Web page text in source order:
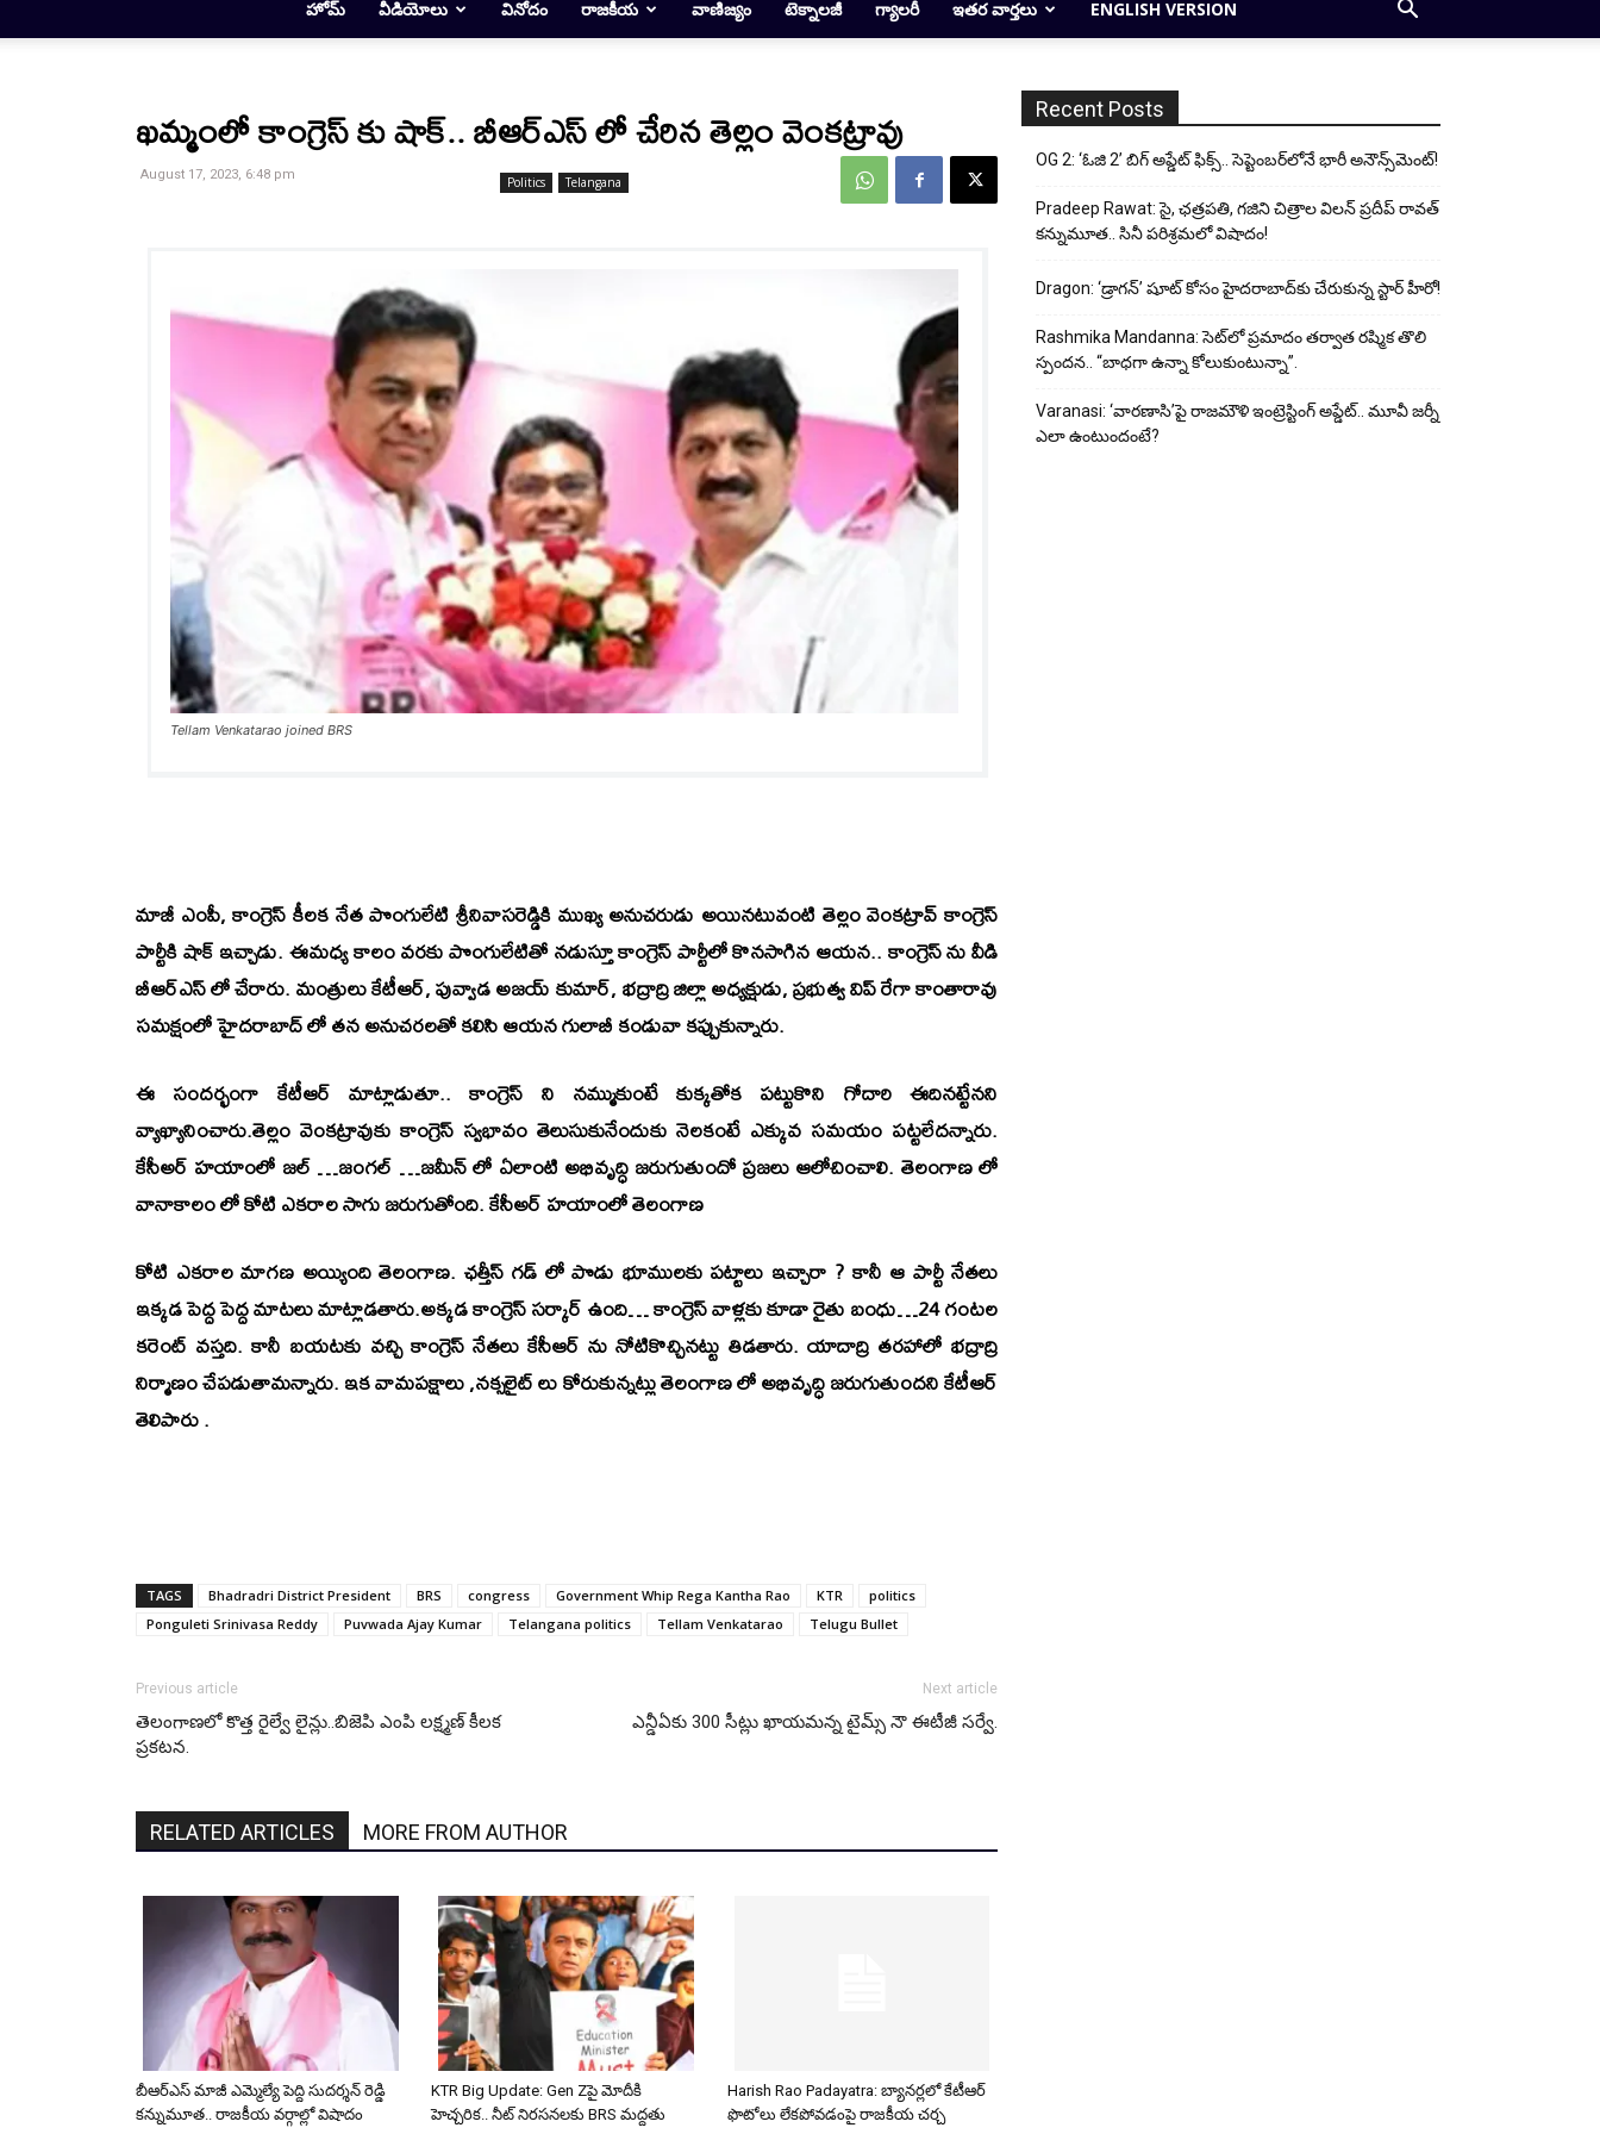
హోమ్ వీడియోలు వినోదం రాజకీయ వాణిజ్యం టెక్నాలజీ గ్యాలరీ ఇతర వార్తలు ENGLISH VERSION
Politics Telangana
ఖమ్మంలో కాంగ్రెస్ కు షాక్.. బీఆర్ఎస్ లో చేరిన తెల్లం వెంకట్రావు
August 17, 2023, 6:48 pm
Tellam Venkatarao joined BRS
మాజీ ఎంపీ, కాంగ్రెస్ కీలక నేత పొంగులేటి శ్రీనివాసరెడ్డికి ముఖ్య అనుచరుడు అయినటువంటి తెల్లం వెంకట్రావ్ కాంగ్రెస్
పార్టీకి షాక్ ఇచ్చాడు. ఈమధ్య కాలం వరకు పొంగులేటితో నడుస్తూ కాంగ్రెస్ పార్టీలో కొనసాగిన ఆయన.. కాంగ్రెస్ ను వీడి
బీఆర్ఎస్ లో చేరారు. మంత్రులు కేటీఆర్, పువ్వాడ అజయ్ కుమార్, భద్రాద్రి జిల్లా అధ్యక్షుడు, ప్రభుత్వ విప్ రేగా కాంతారావు
సమక్షంలో హైదరాబాద్ లో తన అనుచరలతో కలిసి ఆయన గులాబీ కండువా కప్పుకున్నారు.
ఈ సందర్భంగా కేటీఆర్ మాట్లాడుతూ.. కాంగ్రెస్ ని నమ్ముకుంటే కుక్కతోక పట్టుకొని గోదారి ఈదినట్టేనని
వ్యాఖ్యానించారు.తెల్లం వెంకట్రావుకు కాంగ్రెస్ స్వభావం తెలుసుకునేందుకు నెలకంటే ఎక్కువ సమయం పట్టలేదన్నారు.
కేసీఅర్ హయాంలో జల్ …జంగల్ …జమీన్ లో ఏలాంటి అభివృద్ధి జరుగుతుందో ప్రజలు ఆలోచించాలి. తెలంగాణ లో
వానాకాలం లో కోటి ఎకరాల సాగు జరుగుతోంది. కేసీఅర్ హయాంలో తెలంగాణ
కోటి ఎకరాల మాగణ అయ్యింది తెలంగాణ. ఛత్తీస్ గడ్ లో పొడు భూములకు పట్టాలు ఇచ్చారా ? కానీ ఆ పార్టీ నేతలు
ఇక్కడ పెద్ద పెద్ద మాటలు మాట్లాడతారు.అక్కడ కాంగ్రెస్ సర్కార్ ఉంది… కాంగ్రెస్ వాళ్లకు కూడా రైతు బంధు…24 గంటల
కరెంట్ వస్తది. కానీ బయటకు వచ్చి కాంగ్రెస్ నేతలు కేసీఆర్ ను నోటికొచ్చినట్టు తిడతారు. యాదాద్రి తరహాలో భద్రాద్రి
నిర్మాణం చేపడుతామన్నారు. ఇక వామపక్షాలు ,నక్సలైట్ లు కోరుకున్నట్లు తెలంగాణ లో అభివృద్ధి జరుగుతుందని కేటీఆర్
తెలిపారు .
TAGS Bhadradri District President BRS congress Government Whip Rega Kantha Rao KTR
politics
Ponguleti Srinivasa Reddy
Puvwada Ajay Kumar Telangana politics Tellam Venkatarao Telugu Bullet
Previous article
తెలంగాణలో కొత్త రైల్వే లైన్లు..బిజెపి ఎంపి లక్ష్మణ్ కీలక
ప్రకటన.
Next article
ఎన్డీఏకు 300 సీట్లు ఖాయమన్న టైమ్స్ నౌ ఈటీజీ సర్వే.
RELATED ARTICLES MORE FROM AUTHOR
బీఆర్ఎస్ మాజీ ఎమ్మెల్యే పెద్ది సుదర్శన్ రెడ్డి
కన్నుమూత.. రాజకీయ వర్గాల్లో విషాదం
KTR Big Update: Gen Zపై మోదీకి
హెచ్చరిక.. నీట్ నిరసనలకు BRS మద్దతు
Harish Rao Padayatra: బ్యానర్లలో కేటీఆర్
ఫొటోలు లేకపోవడంపై రాజకీయ చర్చ
Recent Posts
OG 2: ‘ఓజి 2’ బిగ్ అప్డేట్ ఫిక్స్.. సెప్టెంబర్‌లోనే భారీ అనౌన్స్‌మెంట్!
Pradeep Rawat: సై, ఛత్రపతి, గజిని చిత్రాల విలన్ ప్రదీప్ రావత్
కన్నుమూత.. సినీ పరిశ్రమలో విషాదం!
Dragon: ‘డ్రాగన్’ షూట్ కోసం హైదరాబాద్‌కు చేరుకున్న స్టార్ హీరో!
Rashmika Mandanna: సెట్‌లో ప్రమాదం తర్వాత రష్మిక తొలి
స్పందన.. “బాధగా ఉన్నా కోలుకుంటున్నా”.
Varanasi: ‘వారణాసి’పై రాజమౌళి ఇంట్రెస్టింగ్ అప్డేట్.. మూవీ జర్నీ
ఎలా ఉంటుందంటే?